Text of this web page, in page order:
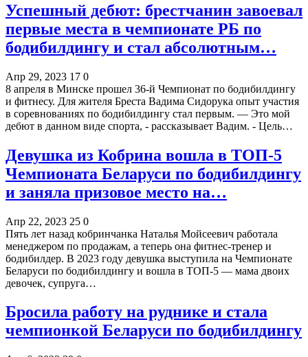
Успешный дебют: брестчанин завоевал
первые места в чемпионате РБ по
бодибилдингу и стал абсолютным…
Апр 29, 2023 17 0
8 апреля в Минске прошел 36-й Чемпионат по бодибилдингу
и фитнесу. Для жителя Бреста Вадима Сидорука опыт участия
в соревнованиях по бодибилдингу стал первым. — Это мой
дебют в данном виде спорта, - рассказывает Вадим. - Цель…
Девушка из Кобрина вошла в ТОП-5
Чемпионата Беларуси по бодибилдингу
и заняла призовое место на…
Апр 22, 2023 25 0
Пять лет назад кобринчанка Наталья Мойсеевич работала
менеджером по продажам, а теперь она фитнес-тренер и
бодибилдер. В 2023 году девушка выступила на Чемпионате
Беларуси по бодибилдингу и вошла в ТОП-5 — мама двоих
девочек, супруга…
Бросила работу на руднике и стала
чемпионкой Беларуси по бодибилдингу